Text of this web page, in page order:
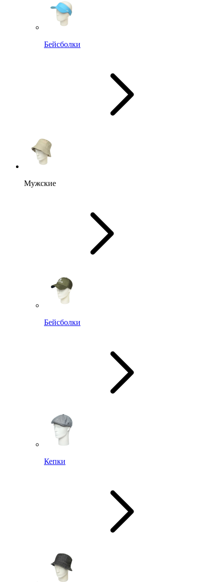
Бейсболки
Мужские
Бейсболки
Кепки